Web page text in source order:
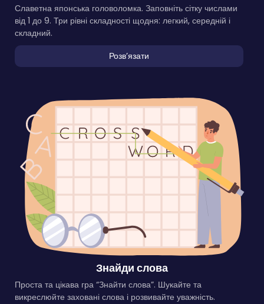
Славетна японська головоломка. Заповніть сітку числами
від 1 до 9. Три рівні складності щодня: легкий, середній і
складний.
Розвʼязати
Знайди слова
Проста та цікава гра “Знайти слова”. Шукайте та
викреслюйте заховані слова і розвивайте уважність.